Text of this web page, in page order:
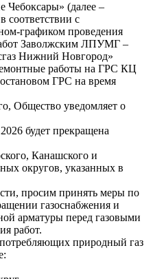
Чебоксары» (далее –
соответствии с
графиком проведения
Заволжским ЛПУМГ –
Нижний Новгород»
работы на ГРС КЦ
ГРС на время
Общество уведомляет о
будет прекращена
Канашского и
округов, указанных в
просим принять меры по
газоснабжения и
арматуры перед газовыми
работ.
природный газ